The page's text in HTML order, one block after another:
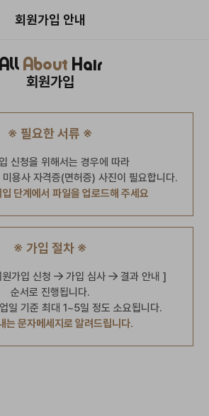
회원가입 안내
All About Hair
회원가입
※ 필요한 서류 ※
신청을 위해서는 경우에 따라
용사 자격증(면허증) 사진이 필요합니다.
단계에서 파일을 업로드해 주세요
※ 가입 절차 ※
가입 신청 가입 심사
결과 안내 ]
순서로 진행됩니다.
일 기준 최대 1~5일 정도 소요됩니다.
는 문자메세지로 알려드립니다.